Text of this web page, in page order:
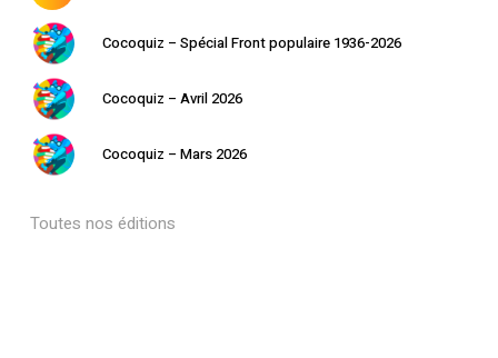
Cocoquiz – Spécial Front populaire 1936-2026
Cocoquiz – Avril 2026
Cocoquiz – Mars 2026
Toutes nos éditions